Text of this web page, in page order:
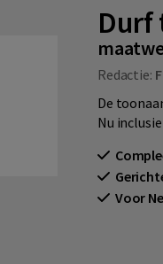
Durf
Redactie:
De
Nu
Voor